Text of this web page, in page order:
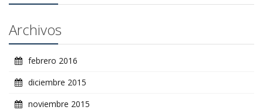
Archivos
febrero 2016
diciembre 2015
noviembre 2015